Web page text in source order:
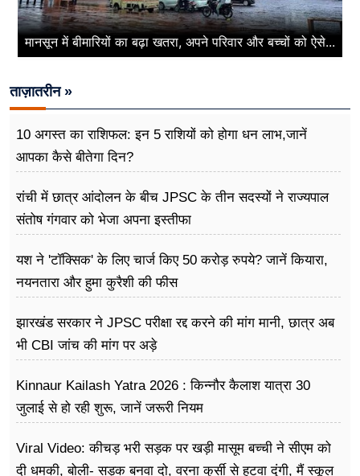
मानसून में बीमारियों का बढ़ा खतरा, अपने परिवार और बच्चों को ऐसे...
ताज़ातरीन »
10 अगस्त का राशिफल: इन 5 राशियों को होगा धन लाभ,जानें
आपका कैसे बीतेगा दिन?
रांची में छात्र आंदोलन के बीच JPSC के तीन सदस्यों ने राज्यपाल
संतोष गंगवार को भेजा अपना इस्तीफा
यश ने 'टॉक्सिक' के लिए चार्ज किए 50 करोड़ रुपये? जानें कियारा,
नयनतारा और हुमा कुरैशी की फीस
झारखंड सरकार ने JPSC परीक्षा रद्द करने की मांग मानी, छात्र अब
भी CBI जांच की मांग पर अड़े
Kinnaur Kailash Yatra 2026 : किन्नौर कैलाश यात्रा 30
जुलाई से हो रही शुरू, जानें जरूरी नियम
Viral Video: कीचड़ भरी सड़क पर खड़ी मासूम बच्ची ने सीएम को
दी धमकी, बोली- सड़क बनवा दो, वरना कुर्सी से हटवा दूंगी, मैं स्कूल